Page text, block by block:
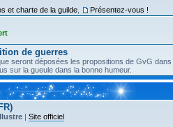
et charte de la guilde Présentez-vous !
de guerres
seront déposées les propositions de GvG dans
sur la gueule dans la bonne humeur.
| Site officiel